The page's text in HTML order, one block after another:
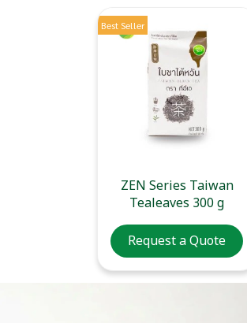
Best Seller
ZEN Series Taiwan
Tealeaves 300 g
Request a Quote